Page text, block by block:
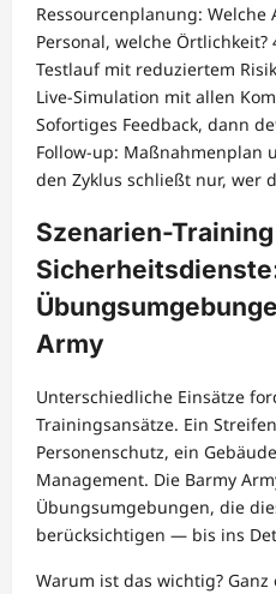
Ressourcenplanung: Welche
Personal, welche
Testlauf mit reduziertem
Live-Simulation mit allen
Sofortiges Feedback, dann
Follow-up:
den Zyklus schließt nur, wer
Szenarien-
Army
Unterschiedliche Einsätze
Trainingsansätze. Ein
Personenschutz, ein
Management. Die Barmy
Übungsumgebungen, die
berücksichtigen — bis ins
Warum ist das wichtig? Ganz